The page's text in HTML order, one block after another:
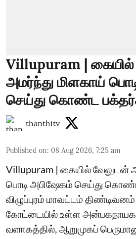
Villupuram |
அமர்ந்து மிளகாய்
செய்து கொண்ட
thanthitv
Published on: 08 Aug 2026, 7:25 am
Villupuram | கையில் வேலுடன்
பொடி அபிஷேகம் செய்து
விழுப்புரம் மாவட்டம்
கோட்டையில் உள்ள
வளாகத்தில், ஆறுமுகப்